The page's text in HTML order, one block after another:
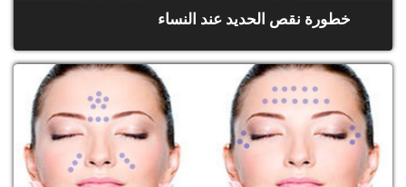
خطورة نقص الحديد عند النساء